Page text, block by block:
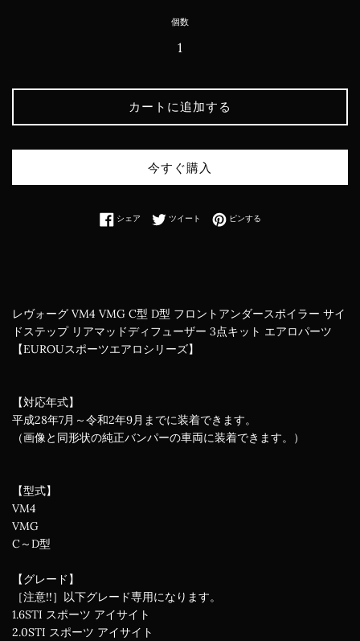
個数
カートに追加する
今すぐ購入
シェアFacebookでシェアする
ツイート Twitterに投稿する
ピンするPinterestでピンする
レヴォーグ VM4 VMG C型 D型 フロントアンダースポイラー サイ
ドステップ リアマッドディフューザー 3点キット エアロパーツ
【EUROUスポーツエアロシリーズ】
【対応年式】
平成28年7月～令和2年9月までに装着できます。
（画像と同形状の純正バンパーの車両に装着できます。）
【型式】
VM4
VMG
C～D型
【グレード】
［注意!!］以下グレード専用になります。
1.6STI スポーツ アイサイト
2.0STI スポーツ アイサイト